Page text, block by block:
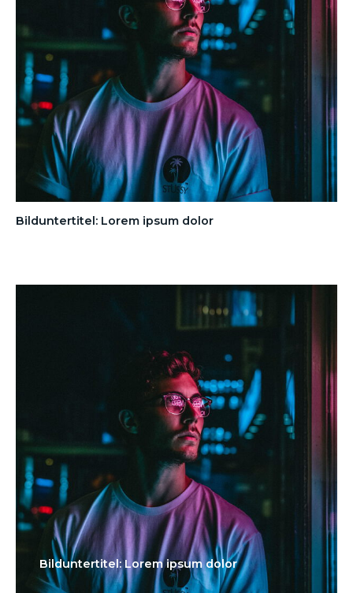
Bilduntertitel: Lorem ipsum dolor
Bilduntertitel: Lorem ipsum dolor